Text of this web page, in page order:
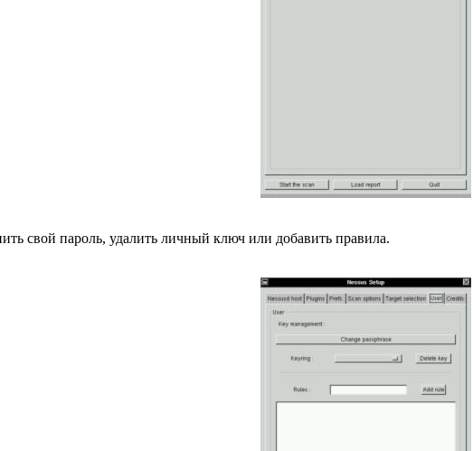
свой пароль, удалить личный ключ или добавить правила.